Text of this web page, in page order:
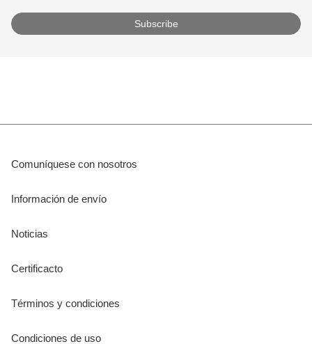
Comuníquese con nosotros
Información de envío
Noticias
Certificacto
Términos y condiciones
Condiciones de uso